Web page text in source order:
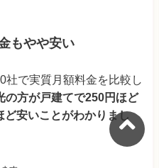
もやや安い
社で実質月額料金を比較し
の方が戸建てで250円ほど
ど安いことがわかりまし